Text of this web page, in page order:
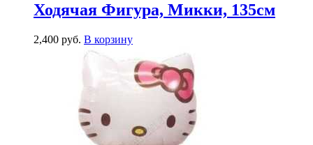
Ходячая Фигура, Микки, 135см
2,400 руб. В корзину